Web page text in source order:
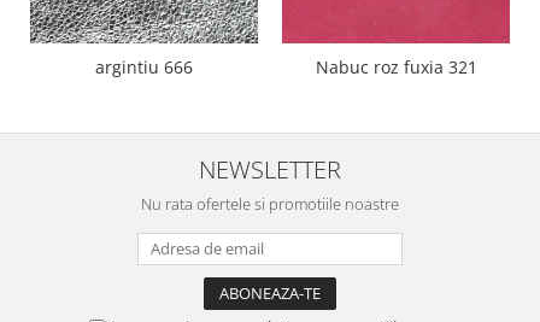
argintiu 666 Nabuc roz fuxia 321
NEWSLETTER
Nu rata ofertele si promotiile noastre